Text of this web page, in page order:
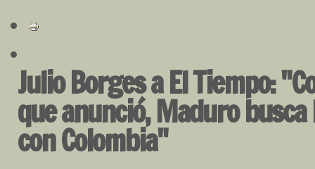
Julio Borges a El Tiempo:
que anunció, Maduro
con Colombia"